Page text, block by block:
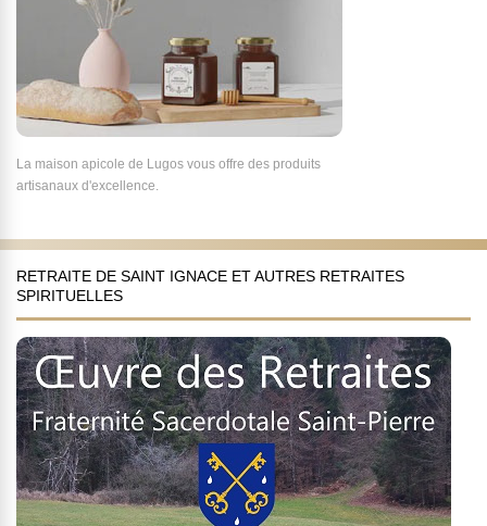
La maison apicole de Lugos vous offre des produits
artisanaux d'excellence.
RETRAITE DE SAINT IGNACE ET AUTRES RETRAITES
SPIRITUELLES